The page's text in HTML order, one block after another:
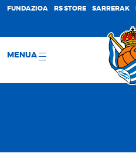
FUNDAZIOA RS STORE SARRERAK
MENUA